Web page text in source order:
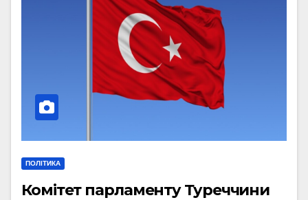
ПОЛІТИКА
Комітет парламенту Туреччини